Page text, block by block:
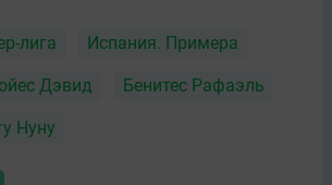
лига Испания. Примера
Дэвид Бенитес Рафаэль
Нуну